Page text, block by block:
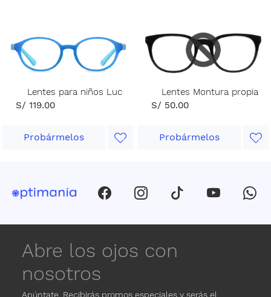
Lentes para niños Luc
S/ 119.00
Probármelos
Lentes Montura propia
S/ 50.00
Probármelos
Abre los ojos con
nosotros
Apúntate. Recibirás promos especiales y serás el